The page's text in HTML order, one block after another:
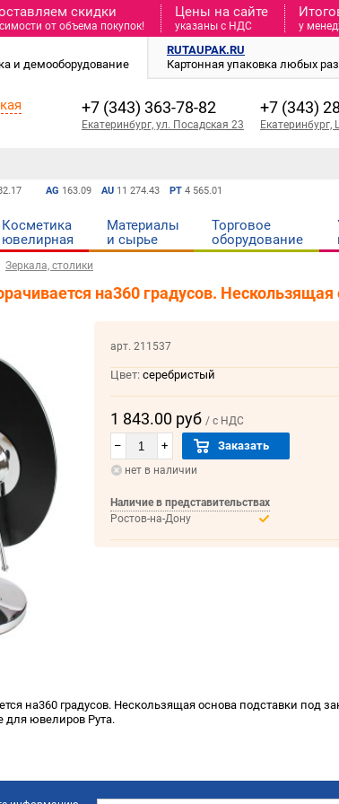
скидки
от объема покупок!
Цены на сайте
указаны с НДС у
и демооборудование
RUTAUPAK.RU
Картонная упаковка любых
AG 163.09 AU 11 274.43 PT 4 565.01
+7 (343) 363-78-82
Екатеринбург, ул. Посадская 23
+7 (343)
Косметика
ювелирная
Материалы
и cырье
Торговое
оборудование
Зеркала, столики
на360 градусов. Нескользящая
арт. 211537
Цвет:серебристый
1 843.00 руб / с НДС
– + Заказать
нет в наличии
Наличие в представительствах
Ростов-на-Дону
на360 градусов. Нескользящая основа подставки под
для ювелиров Рута.